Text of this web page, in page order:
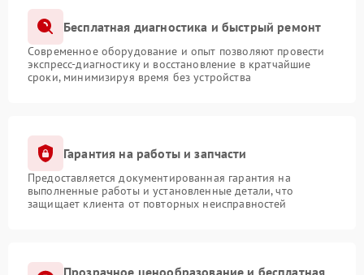
Бесплатная диагностика и быстрый ремонт
Современное оборудование и опыт позволяют провести
экспресс-диагностику и восстановление в кратчайшие
сроки, минимизируя время без устройства
Гарантия на работы и запчасти
Предоставляется документированная гарантия на
выполненные работы и установленные детали, что
защищает клиента от повторных неисправностей
Прозрачное ценообразование и бесплатная